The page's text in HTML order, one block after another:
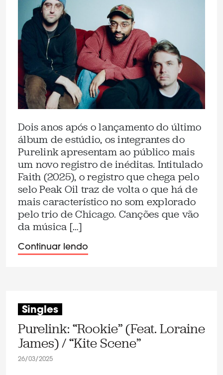
Dois anos após o lançamento do último
álbum de estúdio, os integrantes do
Purelink apresentam ao público mais
um novo registro de inéditas. Intitulado
Faith (2025), o registro que chega pelo
selo Peak Oil traz de volta o que há de
mais característico no som explorado
pelo trio de Chicago. Canções que vão
da música […]
Continuar lendo
Singles
Purelink: “Rookie” (Feat. Loraine
James) / “Kite Scene”
26/03/2025